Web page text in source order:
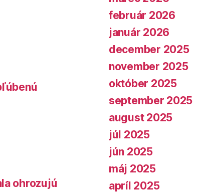
ohrozujú
február 2026
január 2026
december 2025
november 2025
október 2025
september 2025
august 2025
júl 2025
jún 2025
máj 2025
apríl 2025